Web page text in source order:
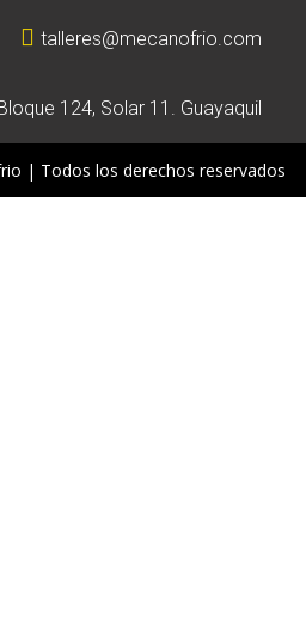
talleres@mecanofrio.com
124, Solar 11. Guayaquil
| Todos los derechos reservados